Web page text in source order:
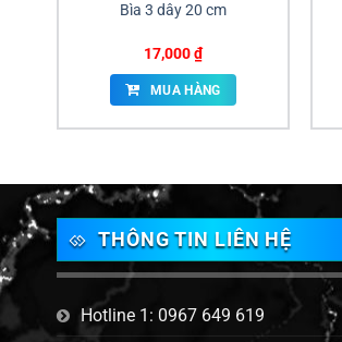
Bìa 3 dây 20 cm
17,000₫
MUA HÀNG
THÔNG TIN LIÊN HỆ
Hotline 1: 0967 649 619